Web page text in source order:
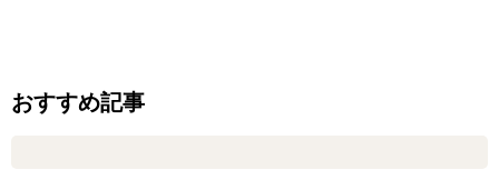
おすすめ記事